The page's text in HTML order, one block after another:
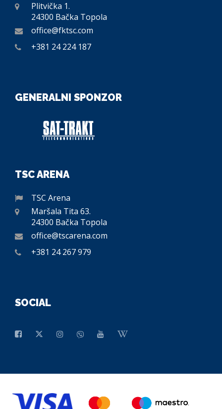
Plitvička 1.
24300 Bačka Topola
office@fktsc.com
+381 24 224 187
GENERALNI SPONZOR
TSC ARENA
TSC Arena
Maršala Tita 63.
24300 Bačka Topola
office@tscarena.com
+381 24 267 979
SOCIAL